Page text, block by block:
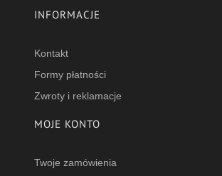
Linki w stopce
INFORMACJE
Kontakt
Formy płatności
Zwroty i reklamacje
MOJE KONTO
Twoje zamówienia